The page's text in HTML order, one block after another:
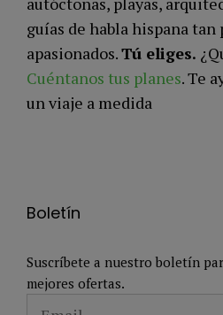
guías de habla hispana
apasionados.Tú eliges.
Cuéntanos tus planes. Te
un viaje a medida
Boletín
Suscríbete a nuestro boletín
mejores ofertas.